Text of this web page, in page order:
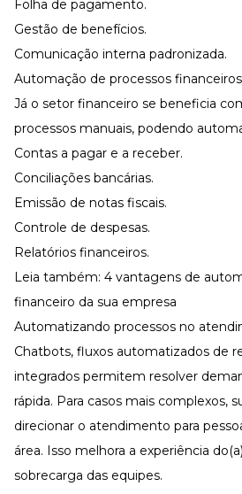
Folha de pagamento.
Gestão de benefícios.
Comunicação interna padronizada.
Automação de processos financeiros
Já o setor financeiro se beneficia
processos manuais, podendo
Contas a pagar e a receber.
Conciliações bancárias.
Emissão de notas fiscais.
Controle de despesas.
Relatórios financeiros.
Leia também: 4 vantagens de
financeiro da sua empresa
Automatizando processos no
Chatbots, fluxos automatizados de
integrados permitem resolver
rápida. Para casos mais complexos,
direcionar o atendimento para
área. Isso melhora a experiência
sobrecarga das equipes.